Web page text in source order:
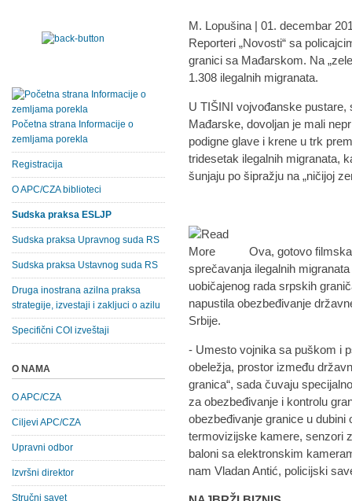
M. Lopušina | 01. decembar
Reporteri „Novosti“ sa
granici sa Mađarskom. Na
1.308 ilegalnih migranata.
U TIŠINI vojvođanske
Mađarske, dovoljan je mali
podigne glave i krene u trk
tridesetak ilegalnih migranata,
šunjaju po šipražju na „ničijoj
Ova, gotovo
sprečavanja ilegalnih
uobičajenog rada srpskih
napustila obezbeđivanje
Srbije.
- Umesto vojnika sa puškom i
obeležja, prostor između
granica“, sada čuvaju
za obezbeđivanje i kontrolu
obezbeđivanje granice u
termovizijske kamere, senzori
baloni sa elektronskim
nam Vladan Antić, policijski
Početna strana Informacije o
zemljama porekla
Registracija
O APC/CZA biblioteci
Sudska praksa ESLJP
Sudska praksa Upravnog suda RS
Sudska praksa Ustavnog suda RS
Druga inostrana azilna praksa
strategije, izvestaji i zakljuci o azilu
Specifični COI izveštaji
O NAMA
O APC/CZA
Ciljevi APC/CZA
Upravni odbor
Izvršni direktor
Stručni savet